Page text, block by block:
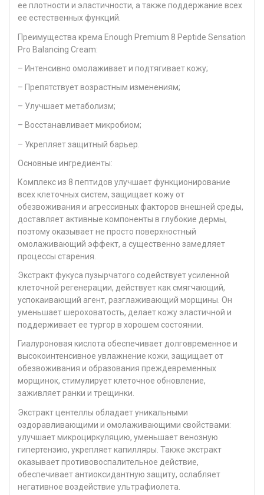
ее плотности и эластичности, а также поддержание всех
ее естественных функций.
Преимущества крема Enough Premium 8 Peptide Sensation
Pro Balancing Cream:
– Интенсивно омолаживает и подтягивает кожу;
– Препятствует возрастным изменениям;
– Улучшает метаболизм;
– Восстанавливает микробиом;
– Укрепляет защитный барьер.
Основные ингредиенты:
Комплекс из 8 пептидов улучшает функционирование
всех клеточных систем, защищает кожу от
обезвоживания и агрессивных факторов внешней среды,
доставляет активные компоненты в глубокие дермы,
поэтому оказывает не просто поверхностный
омолаживающий эффект, а существенно замедляет
процессы старения.
Экстракт фукуса пузырчатого содействует усиленной
клеточной регенерации, действует как смягчающий,
успокаивающий агент, разглаживающий морщины. Он
уменьшает шероховатость, делает кожу эластичной и
поддерживает ее тургор в хорошем состоянии.
Гиалуроновая кислота обеспечивает долговременное и
высокоинтенсивное увлажнение кожи, защищает от
обезвоживания и образования преждевременных
морщинок, стимулирует клеточное обновление,
заживляет ранки и трещинки.
Экстракт центеллы обладает уникальными
оздоравливающими и омолаживающими свойствами:
улучшает микроциркуляцию, уменьшает венозную
гипертензию, укрепляет капилляры. Также экстракт
оказывает противовоспалительное действие,
обеспечивает антиоксидантную защиту, ослабляет
негативное воздействие ультрафиолета.